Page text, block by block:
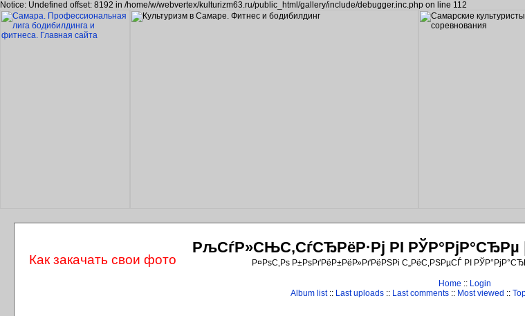
Notice: Undefined offset: 8192 in /home/w/webvertex/kulturizm63.ru/public_html/gallery/include/debugger.inc.php on line 112
РљСѓР»СЊС‚СѓСЂРёР·Рј РІ
Р¤РѕС‚Рѕ Р±РѕРґРёР±РёР»РґРёРЅРі С„РёС‚РЅРµСЃ РІ
Home :: Login
Album list:: Last uploads :: Last comments :: Most viewed ::
Как закачать свои фото